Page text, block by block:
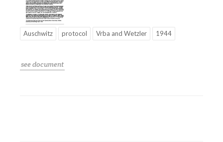
Auschwitz protocol Vrba and Wetzler 1944
see document